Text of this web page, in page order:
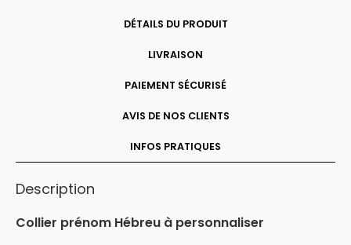
DÉTAILS DU PRODUIT
LIVRAISON
PAIEMENT SÉCURISÉ
AVIS DE NOS CLIENTS
INFOS PRATIQUES
Description
Collier prénom Hébreu à personnaliser